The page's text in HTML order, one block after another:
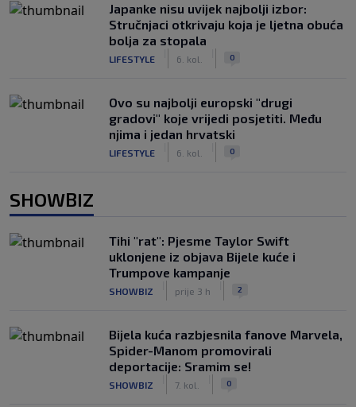
Japanke nisu uvijek najbolji izbor:
Stručnjaci otkrivaju koja je ljetna obuća
bolja za stopala
LIFESTYLE 6. kol. 0
Ovo su najbolji europski "drugi
gradovi" koje vrijedi posjetiti. Među
njima i jedan hrvatski
LIFESTYLE 6. kol. 0
SHOWBIZ
Tihi "rat": Pjesme Taylor Swift
uklonjene iz objava Bijele kuće i
Trumpove kampanje
SHOWBIZ prije 3 h 2
Bijela kuća razbjesnila fanove Marvela,
Spider-Manom promovirali
deportacije: Sramim se!
SHOWBIZ 7. kol. 0